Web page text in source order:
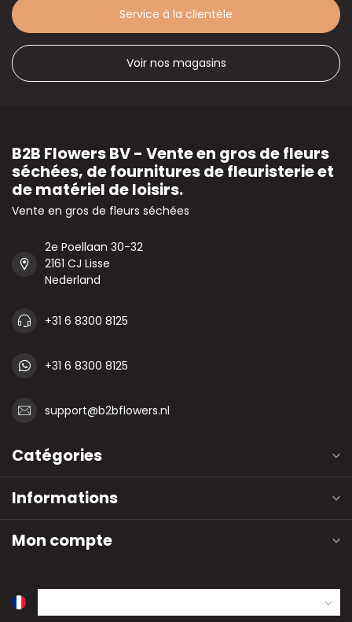
Service à la clientèle
Voir nos magasins
B2B Flowers BV - Vente en gros de fleurs
séchées, de fournitures de fleuristerie et
de matériel de loisirs.
Vente en gros de fleurs séchées
2e Poellaan 30-32
2161 CJ Lisse
Nederland
+31 6 8300 8125
+31 6 8300 8125
support@b2bflowers.nl
Catégories
Informations
Mon compte